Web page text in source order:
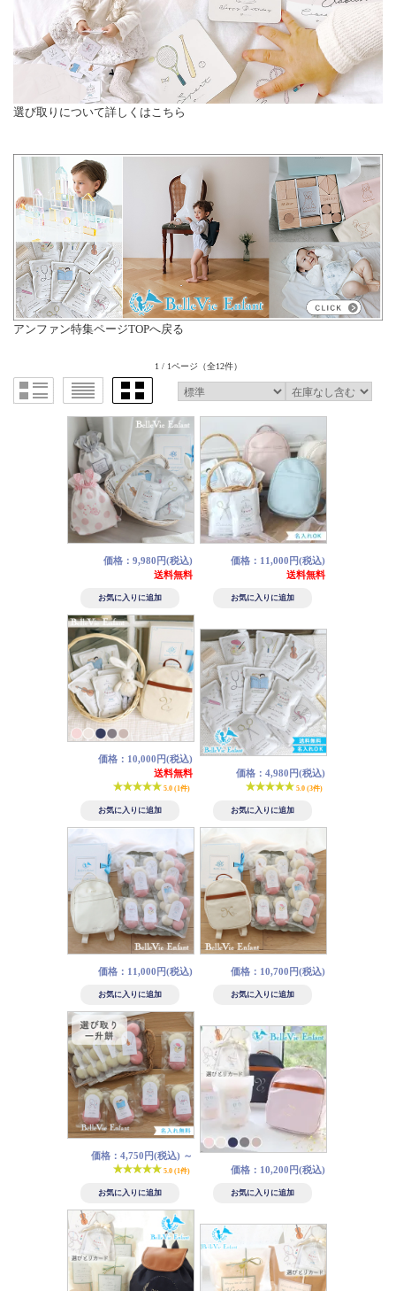
選び取りについて詳しくはこちら
アンファン特集ページTOPへ戻る
1 / 1ページ （全12件）
価格：9,980円(税込)
送料無料
価格：11,000円(税込)
送料無料
価格：10,000円(税込)
送料無料
5.0 (1件)
価格：4,980円(税込)
5.0 (3件)
価格：11,000円(税込) 価格：10,700円(税込)
価格：4,750円(税込) ～
5.0 (1件) 価格：10,200円(税込)